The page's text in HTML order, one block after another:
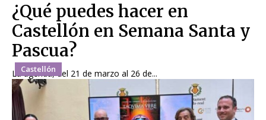
Castellón
¿Qué puedes hacer en
Castellón en Semana Santa y
Pascua?
La agenda, del 21 de marzo al 26 de...